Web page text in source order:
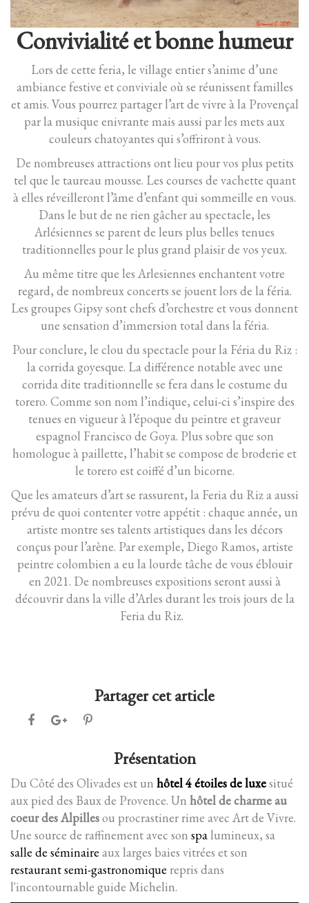
Convivialité et bonne humeur
Lors de cette feria, le village entier s’anime d’une
ambiance festive et conviviale où se réunissent familles
et amis. Vous pourrez partager l’art de vivre à la Provençal
par la musique enivrante mais aussi par les mets aux
couleurs chatoyantes qui s’offriront à vous.
De nombreuses attractions ont lieu pour vos plus petits
tel que le taureau mousse. Les courses de vachette quant
à elles réveilleront l’âme d’enfant qui sommeille en vous.
Dans le but de ne rien gâcher au spectacle, les
Arlésiennes se parent de leurs plus belles tenues
traditionnelles pour le plus grand plaisir de vos yeux.
Au même titre que les Arlesiennes enchantent votre
regard, de nombreux concerts se jouent lors de la féria.
Les groupes Gipsy sont chefs d’orchestre et vous donnent
une sensation d’immersion total dans la féria.
Pour conclure, le clou du spectacle pour la Féria du Riz :
la corrida goyesque. La différence notable avec une
corrida dite traditionnelle se fera dans le costume du
torero. Comme son nom l’indique, celui-ci s’inspire des
tenues en vigueur à l’époque du peintre et graveur
espagnol Francisco de Goya. Plus sobre que son
homologue à paillette, l’habit se compose de broderie et
le torero est coiffé d’un bicorne.
Que les amateurs d’art se rassurent, la Feria du Riz a aussi
prévu de quoi contenter votre appétit : chaque année, un
artiste montre ses talents artistiques dans les décors
conçus pour l’arène. Par exemple, Diego Ramos, artiste
peintre colombien a eu la lourde tâche de vous éblouir
en 2021. De nombreuses expositions seront aussi à
découvrir dans la ville d’Arles durant les trois jours de la
Feria du Riz.
Partager cet article
Présentation
Du Côté des Olivades est un hôtel 4 étoiles de luxesitué
aux pied des Baux de Provence. Un hôtel de charme au
coeur des Alpillesou procrastiner rime avec Art de Vivre.
Une source de raffinement avec son spalumineux, sa
salle de séminaire aux larges baies vitrées et son
restaurant semi-gastronomique repris dans
l'incontournable guide Michelin.